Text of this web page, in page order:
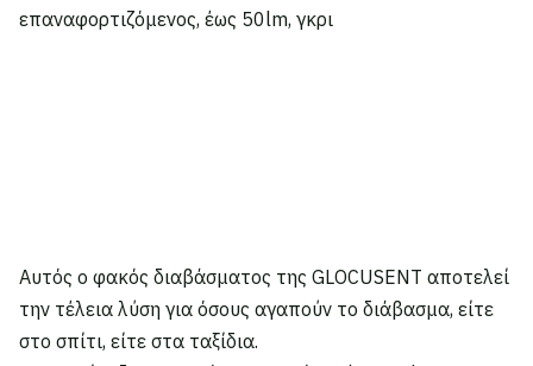
επαναφορτιζόμενος, έως 50lm, γκρι
Αυτός ο φακός διαβάσματος της GLOCUSENT αποτελεί
την τέλεια λύση για όσους αγαπούν το διάβασμα, είτε
στο σπίτι, είτε στα ταξίδια.